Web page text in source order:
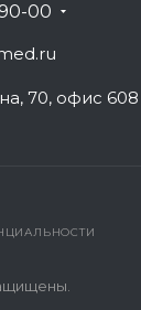
00
70, офис 608